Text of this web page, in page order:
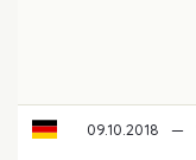
09.10.2018 —